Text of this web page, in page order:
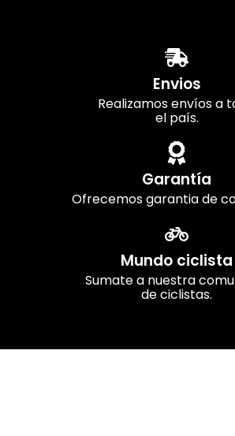
Envios
Realizamos envíos a
el país.
Garantía
Ofrecemos garantia de
Mundo ciclista
Sumate a nuestra
de ciclistas.